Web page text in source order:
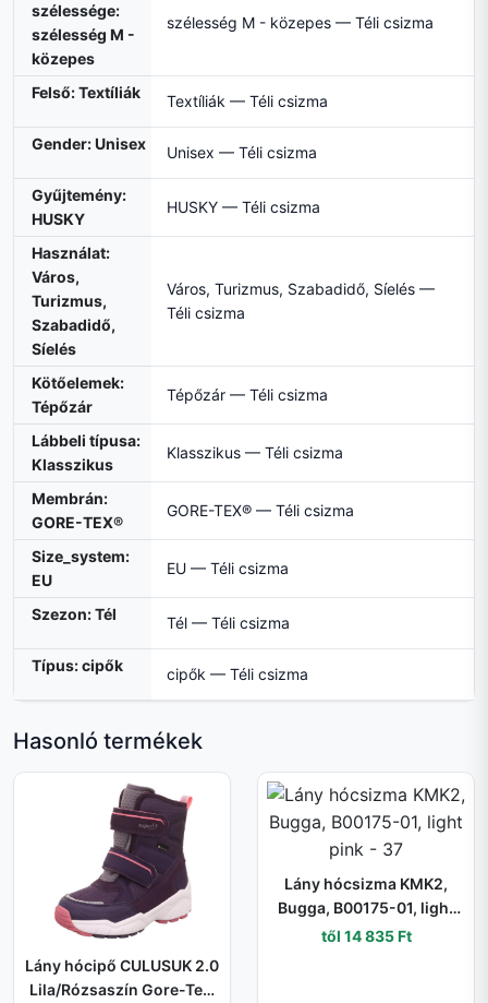
szélessége:
szélesség M -
közepes
szélesség M - közepes — Téli csizma
Felső: Textíliák Textíliák — Téli csizma
Gender: Unisex Unisex — Téli csizma
Gyűjtemény:
HUSKY
HUSKY — Téli csizma
Használat:
Város,
Turizmus,
Szabadidő,
Síelés
Város, Turizmus, Szabadidő, Síelés —
Téli csizma
Kötőelemek:
Tépőzár
Tépőzár — Téli csizma
Lábbeli típusa:
Klasszikus
Klasszikus — Téli csizma
Membrán:
GORE-TEX®
GORE-TEX® — Téli csizma
Size_system:
EU
EU — Téli csizma
Szezon: Tél Tél — Téli csizma
Típus: cipők cipők — Téli csizma
Hasonló termékek
Lány hócipő CULUSUK 2.0
Lila/Rózsaszín Gore-Tex,
Lány hócsizma KMK2,
Bugga, B00175-01, light
pink - 37
től 14 835 Ft